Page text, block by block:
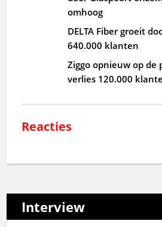
omhoog
DELTA Fiber groeit
640.000 klanten
Ziggo opnieuw op de
verlies 120.000
Reacties
Interview